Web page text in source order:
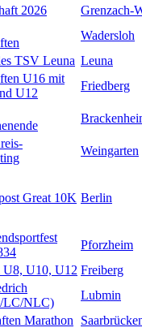
2026
Grenzach-
Wadersloh
TSV Leuna Leuna
U16 mit
U12
Friedberg
Weingarten
Great 10K Berlin
Pforzheim
U10, U12 Freiberg
LC/NLC)
Lubmin
Marathon